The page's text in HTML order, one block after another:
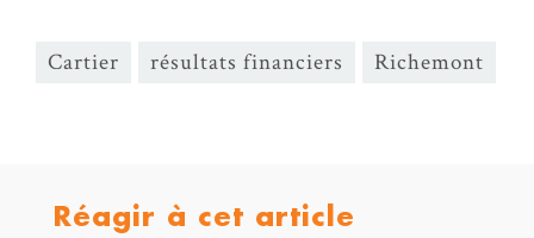
Cartier résultats financiers Richemont
Réagir à cet article